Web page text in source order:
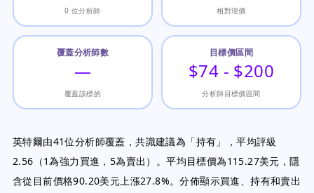
0 位分析師 相對現價
覆蓋分析師數
—
覆蓋該標的
目標價區間
$74 - $200
分析師目標價區間
英特爾由41位分析師覆蓋，共識建議為「持有」，平均評級
2.56（1為強力買進，5為賣出）。平均目標價為115.27美元，隱
含從目前價格90.20美元上漲27.8%。分佈顯示買進、持有和賣出